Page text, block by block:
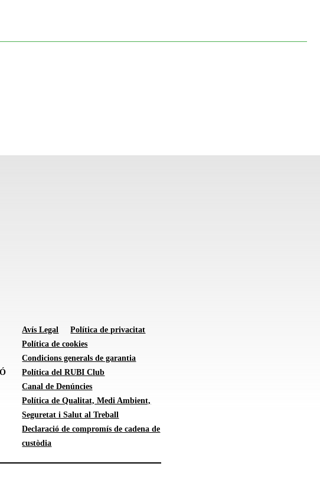
Avís Legal
Política de privacitat
Política de cookies
Condicions generals de garantia
Política del RUBI Club
Canal de Denúncies
Política de Qualitat, Medi Ambient,
Seguretat i Salut al Treball
Declaració de compromís de cadena de
custòdia